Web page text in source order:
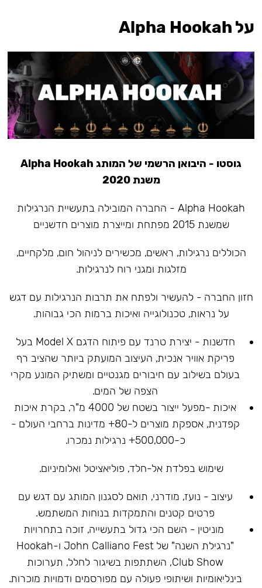
על Alpha Hookah
גוסטו - היבואן הרשמי של המותג Alpha Hookah
משנת 2020
Alpha Hookah - החברה המובילה בתעשיית הנרגילות
שמשנת 2015 מפתחת ומייצרת מוצרים חדשניים
הכוללים נרגילות, ראשים, מכשירים לניהול חום, מלקחיים,
מזלגות ומגני רוח לנרגילות.
חזון החברה - להעשיר ולפתח את תרבות הנרגילות עם דגש
על נראות, טכנולוגייה ואיכות ברמות הכי גבוהות.
חדשנות - יצירת טרנד עם פיתוח הדגם Model X בעל
פריקת אוויר אנכית, העיצוב המועתק ביותר שהציב רף
בעולם בשילוב עם חיבורים מגנטיים ומשתיק המונע מקרי
הצפה של המים.
איכות -מפעל ייצור בשטח של 4000 מ"ר, בקרת איכות
קפדנית, אספקת מוצרים ל-80+ מדינות ברחבי העולם -
כ-500,000+ נרגילות נמכרו.
שימוש בפלדת אל-חלד, פוליאציטל ואלומיניום.
עיצוב - נועז, מודרני, תואם לסגנון המותג עם דגש עם
פרטים קטנים והתמקדות בנוחות המשתמש.
מוניטין - השם הכי גדול בתעשייה, זוכה בתחרויות
"נרגילת השנה" של John Calliano Fest ו-Hookah
Club Show, השתתפות בשיגור לחלל, תערוכות
בינליאומיות ושיתופי פעולה עם מפורסמים ודמויות מוכרות.